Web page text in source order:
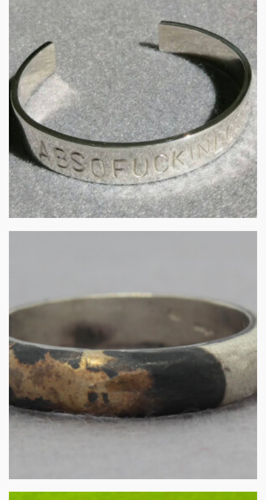
Heren armband in zilver
€200.00
IN WINKELMAND
Zilveren ring met gouden
accent
€140.00
IN WINKELMAND